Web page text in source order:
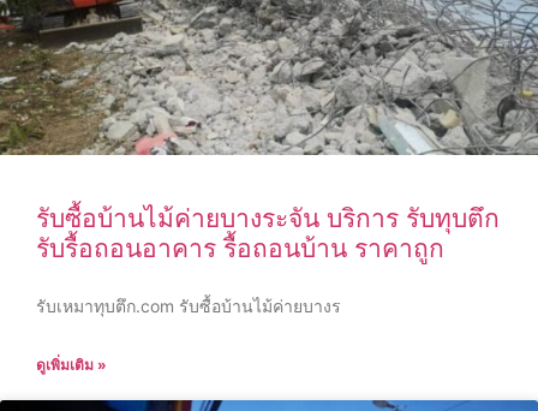
รับซื้อบ้านไม้ค่ายบางระจัน บริการ รับทุบตึก
รับรื้อถอนอาคาร รื้อถอนบ้าน ราคาถูก
รับเหมาทุบตึก.com รับซื้อบ้านไม้ค่ายบางร
ดูเพิ่มเติม »